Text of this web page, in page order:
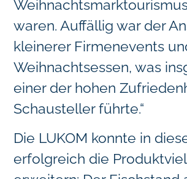
waren. Auffällig war der
kleinerer Firmenevents
Weihnachtsessen, was
einer der hohen
Schausteller führte.“
Die LUKOM konnte in
erfolgreich die